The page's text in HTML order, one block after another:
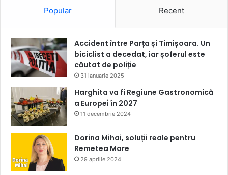
Popular Recent
Accident între Parța și Timișoara. Un
biciclist a decedat, iar șoferul este
căutat de poliție
31 ianuarie 2025
Harghita va fi Regiune Gastronomică
a Europei în 2027
11 decembrie 2024
Dorina Mihai, soluții reale pentru
Remetea Mare
29 aprilie 2024